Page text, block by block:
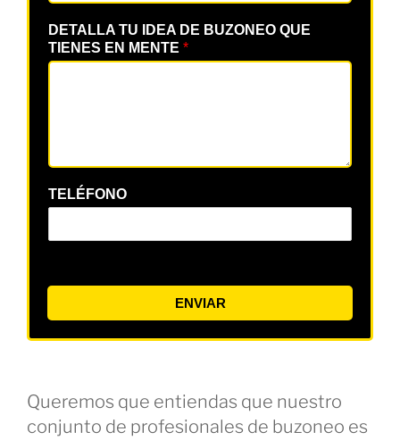
DETALLA TU IDEA DE BUZONEO QUE
TIENES EN MENTE *
TELÉFONO
ENVIAR
Queremos que entiendas que nuestro
conjunto de profesionales de buzoneo es